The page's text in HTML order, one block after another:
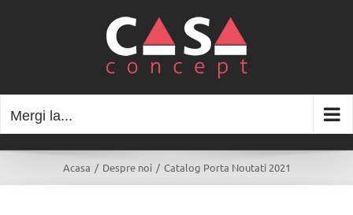
Mergi la...
Acasa / Despre noi / Catalog Porta Noutati 2021